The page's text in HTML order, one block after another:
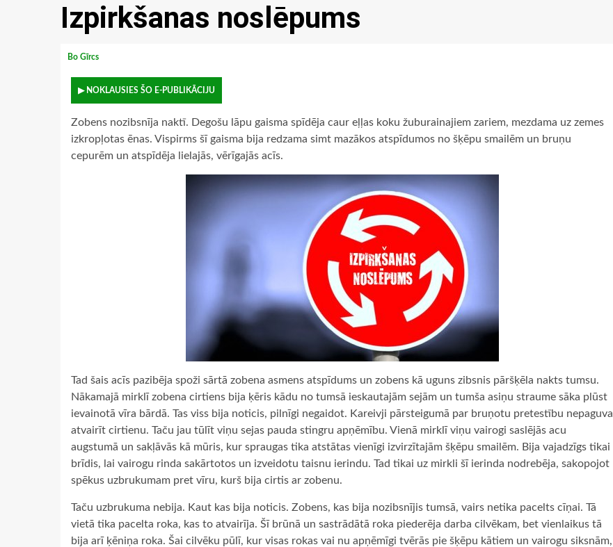
Izpirkšanas noslēpums
Bo Gīrcs
▶ NOKLAUSIES ŠO E-PUBLIKĀCIJU
Zobens nozibsnīja naktī. Degošu lāpu gaisma spīdēja caur eļļas koku žuburainajiem zariem, mezdama uz zemes
izkropļotas ēnas. Vispirms šī gaisma bija redzama simt mazākos atspīdumos no šķēpu smailēm un bruņu
cepurēm un atspīdēja lielajās, vērīgajās acīs.
Tad šais acīs pazibēja spoži sārtā zobena asmens atspīdums un zobens kā uguns zibsnis pāršķēla nakts tumsu.
Nākamajā mirklī zobena cirtiens bija ķēris kādu no tumsā ieskautajām sejām un tumša asiņu straume sāka plūst
ievainotā vīra bārdā. Tas viss bija noticis, pilnīgi negaidot. Kareivji pārsteigumā par bruņotu pretestību nepaguva
atvairīt cirtienu. Taču jau tūlīt viņu sejas pauda stingru apņēmību. Vienā mirklī viņu vairogi saslējās acu
augstumā un sakļāvās kā mūris, kur spraugas tika atstātas vienīgi izvirzītajām šķēpu smailēm. Bija vajadzīgs tikai
brīdis, lai vairogu rinda sakārtotos un izveidotu taisnu ierindu. Tad tikai uz mirkli šī ierinda nodrebēja, sakopojot
spēkus uzbrukumam pret vīru, kurš bija cirtis ar zobenu.
Taču uzbrukuma nebija. Kaut kas bija noticis. Zobens, kas bija nozibsnījis tumsā, vairs netika pacelts cīņai. Tā
vietā tika pacelta roka, kas to atvairīja. Šī brūnā un sastrādātā roka piederēja darba cilvēkam, bet vienlaikus tā
bija arī ķēniņa roka. Šai cilvēku pūlī, kur visas rokas vai nu apņēmīgi tvērās pie šķēpu kātiem un vairogu siksnām,